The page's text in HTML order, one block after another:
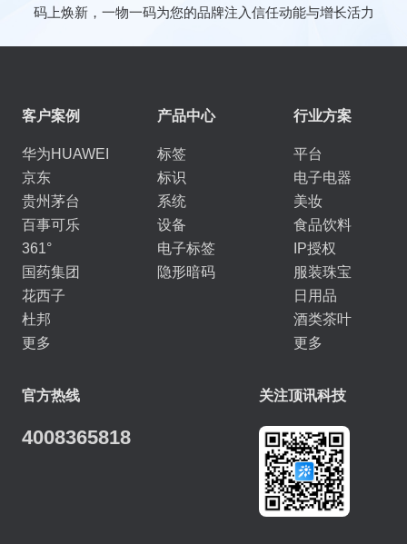
码上焕新，一物一码为您的品牌注入信任动能与增长活力
客户案例
华为HUAWEI
京东
贵州茅台
百事可乐
361°
国药集团
花西子
杜邦
更多
产品中心
标签
标识
系统
设备
电子标签
隐形暗码
行业方案
平台
电子电器
美妆
食品饮料
IP授权
服装珠宝
日用品
酒类茶叶
更多
官方热线
4008365818
关注顶讯科技